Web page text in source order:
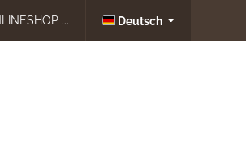
... Deutsch